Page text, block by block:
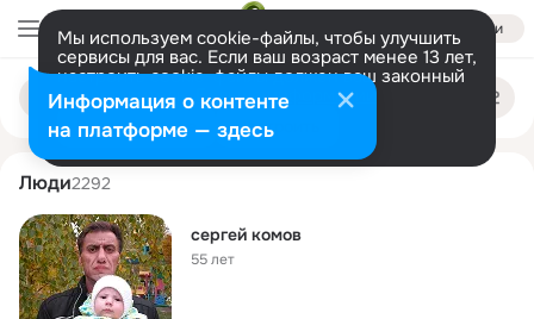
Войти
Мы используем cookie-файлы, чтобы улучшить
сервисы для вас. Если ваш возраст менее 13 лет,
настроить cookie-файлы должен ваш законный
представитель. Больше информации
Разрешить все Настроить
Поиск
людям
sergey komov
Люди2292
сергей комов
55 лет
Информация о контенте
на платформе — здесь